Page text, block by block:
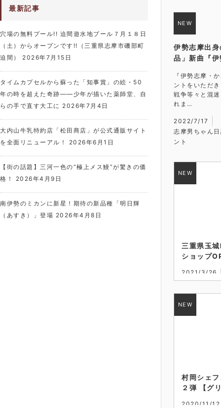
伊勢志摩出
品」新曲『
『伊勢志摩・
ントをいただ
戦争等々と混
れま…
2022/7/17
志摩男ちゃん
ント
三重県玉
ショップ
2021/3/26
村岡シェ
２弾 【グ
2020/11/12
最新記事
穴場の無料プール!! 迫間遊水地プール７月１８日
（土）からオープンです!!（三重県志摩市磯部町
迫間）
2026年7月15日
タイムカプセルから蘇った「知事賞」の絵・50
年の時を超えた奇跡――少年が描いた薬師堂、自
らの手で直す大工に 2026年7月4日
大内山牛乳特約店「松田商店」が公式通販サイト
を全面リニューアル！
2026年6月1日
【街の話題】三河一色の“極上メス鰻”が驚きの価
格！
2026年4月9日
南伊勢のミカンに新星！期待の新品種「明日輝
（あすき）」登場 2026年4月8日